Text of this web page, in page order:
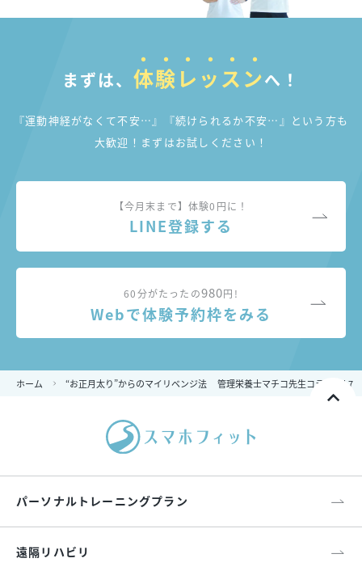
まずは、 体験レッスンへ！
『運動神経がなくて不安…』『続けられるか不安…』 という方も
大歓迎！まずはお試しください！
【今月末まで】体験0円に！
LINE登録する
60分がたったの980円!
Webで体験予約枠をみる
ホーム “お正月太り”からのマイリベンジ法 管理栄養士マチコ先生コラムvol.7
パーソナルトレーニングプラン
遠隔リハビリ